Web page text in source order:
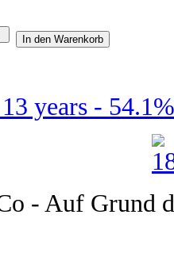
years -
- Auf Grund